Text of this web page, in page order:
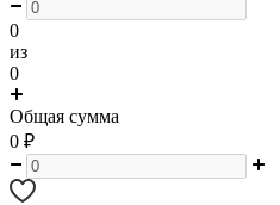
0
из
0
Общая сумма
0 ₽